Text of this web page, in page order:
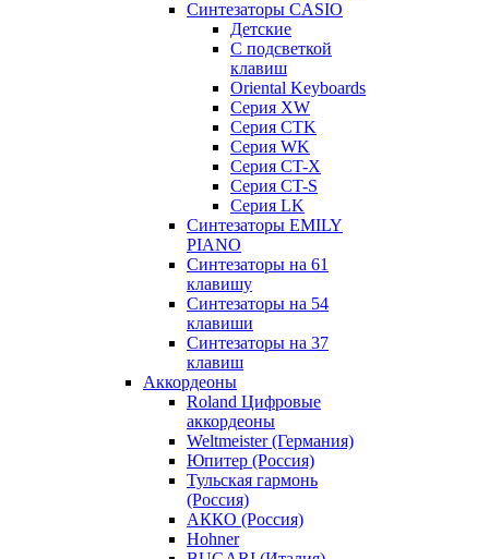
Синтезаторы CASIO
Детские
С подсветкой
клавиш
Oriental Keyboards
Cерия XW
Серия CTK
Серия WK
Серия CT-X
Серия CT-S
Серия LK
Синтезаторы EMILY
PIANO
Синтезаторы на 61
клавишу
Синтезаторы на 54
клавиши
Синтезаторы на 37
клавиш
Аккордеоны
Roland Цифровые
аккордеоны
Weltmeister (Германия)
Юпитер (Россия)
Тульская гармонь
(Россия)
АККО (Россия)
Hohner